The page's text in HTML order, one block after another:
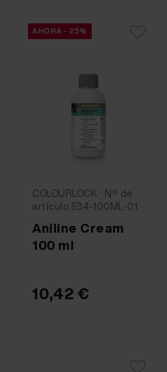
AHORA - 25%
COLOURLOCK · Nº de
artículo 534-100ML-01
Aniline Cream
100 ml
10,42 €